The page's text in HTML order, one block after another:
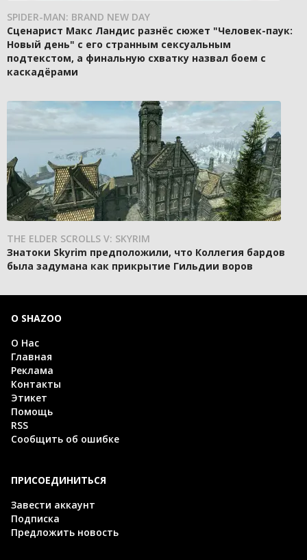
SPIDER-MAN: BRAND NEW DAY
Сценарист Макс Ландис разнёс сюжет "Человек-паук:
Новый день" с его странным сексуальным
подтекстом, а финальную схватку назвал боем с
каскадёрами
THE ELDER SCROLLS V: SKYRIM
Знатоки Skyrim предположили, что Коллегия бардов
была задумана как прикрытие Гильдии воров
О SHAZOO
О Нас
Главная
Реклама
Контакты
Этикет
Помощь
RSS
Сообщить об ошибке
ПРИСОЕДИНИТЬСЯ
Завести аккаунт
Подписка
Предложить новость